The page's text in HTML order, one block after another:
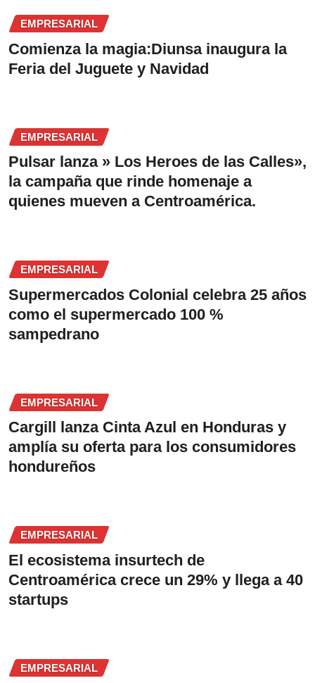
EMPRESARIAL
Comienza la magia:Diunsa inaugura la
Feria del Juguete y Navidad
EMPRESARIAL
Pulsar lanza » Los Heroes de las Calles»,
la campaña que rinde homenaje a
quienes mueven a Centroamérica.
EMPRESARIAL
Supermercados Colonial celebra 25 años
como el supermercado 100 %
sampedrano
EMPRESARIAL
Cargill lanza Cinta Azul en Honduras y
amplía su oferta para los consumidores
hondureños
EMPRESARIAL
El ecosistema insurtech de
Centroamérica crece un 29% y llega a 40
startups
EMPRESARIAL